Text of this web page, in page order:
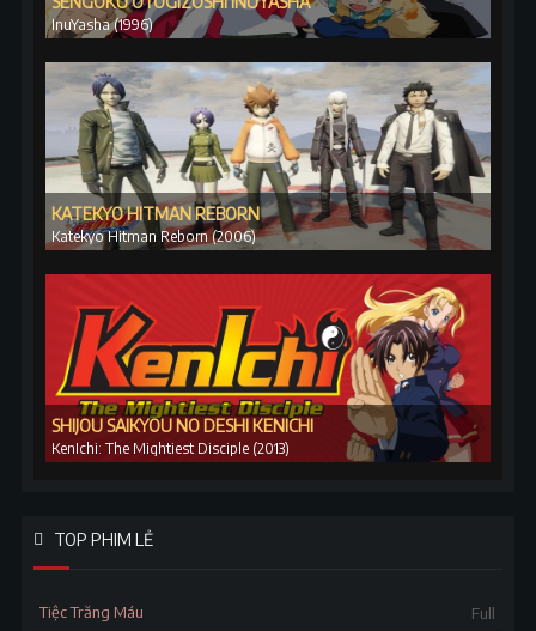
InuYasha (1996)
KATEKYO HITMAN REBORN
Katekyo Hitman Reborn (2006)
SHIJOU SAIKYOU NO DESHI KENICHI
KenIchi: The Mightiest Disciple (2013)
TOP PHIM LẺ
Tiệc Trăng Máu
Full